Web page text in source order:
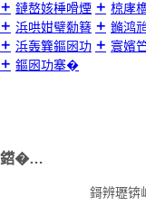
鏈嶅姟棰嗗煙
椋庨
浜哄姏璧勬簮
鏅鸿
浜轰簨鏂囦功
寰嬪
鏂囦功搴�
鍣�…
鎶辨瓑锛